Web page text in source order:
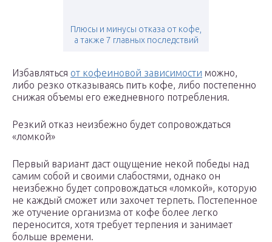
Плюсы и минусы отказа от кофе,
а также 7 главных последствий
Избавляться от кофеиновой зависимости можно,
либо резко отказываясь пить кофе, либо постепенно
снижая объемы его ежедневного потребления.
Резкий отказ неизбежно будет сопровождаться
«ломкой»
Первый вариант даст ощущение некой победы над
самим собой и своими слабостями, однако он
неизбежно будет сопровождаться «ломкой», которую
не каждый сможет или захочет терпеть. Постепенное
же отучение организма от кофе более легко
переносится, хотя требует терпения и занимает
больше времени.